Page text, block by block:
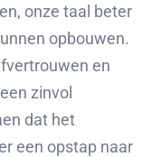
onze taal beter
opbouwen.
en
zinvol
dat het
een opstap naar